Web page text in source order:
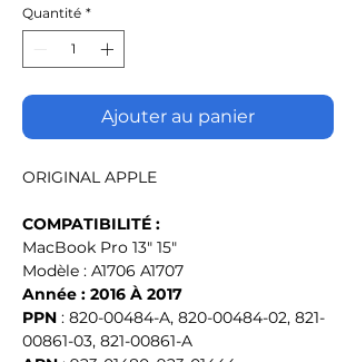
Quantité *
Ajouter au panier
ORIGINAL APPLE
COMPATIBILITÉ :
MacBook Pro 13" 15"
Modèle : A1706 A1707
Année : 2016 À 2017
PPN : 820-00484-A, 820-00484-02, 821-
00861-03, 821-00861-A